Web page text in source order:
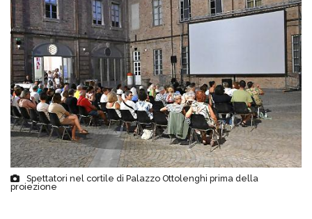
Spettatori nel cortile di Palazzo Ottolenghi prima della
proiezione